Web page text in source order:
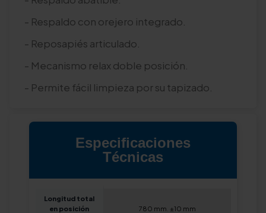
- Respaldo con orejero integrado.
- Reposapiés articulado.
- Mecanismo relax doble posición.
- Permite fácil limpieza por su tapizado.
Especificaciones
Técnicas
Longitud total
en posición
780 mm. ±10 mm